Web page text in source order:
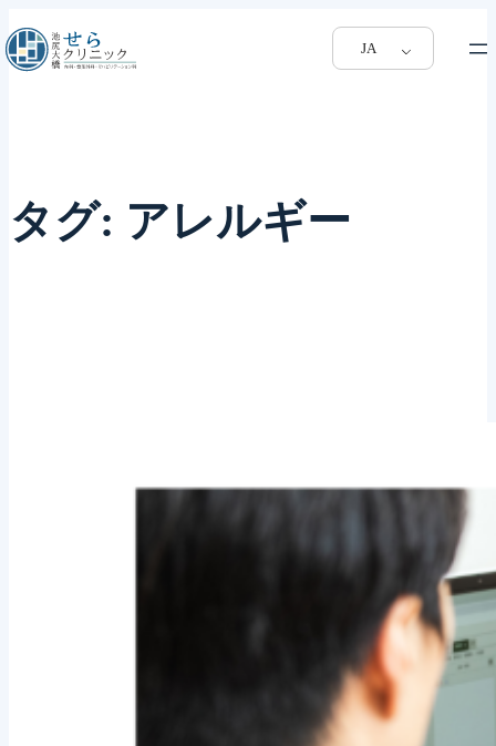
JA
タグ: アレルギー